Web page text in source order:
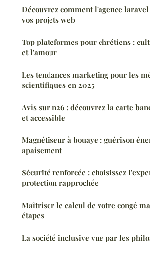
Découvrez comment l'agence
vos projets web
Top plateformes pour chrétiens :
et l'amour
Les tendances marketing pour les
scientifiques en 2025
Avis sur n26 : découvrez la carte
et accessible
Magnétiseur à bouaye : guérison
apaisement
Sécurité renforcée : choisissez
protection rapprochée
Maîtriser le calcul de votre congé
étapes
La société inclusive vue par les